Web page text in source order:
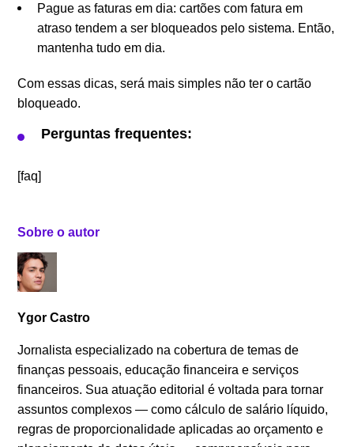
Pague as faturas em dia: cartões com fatura em
atraso tendem a ser bloqueados pelo sistema. Então,
mantenha tudo em dia.
Com essas dicas, será mais simples não ter o cartão
bloqueado.
Perguntas frequentes:
[faq]
Sobre o autor
Ygor Castro
Jornalista especializado na cobertura de temas de
finanças pessoais, educação financeira e serviços
financeiros. Sua atuação editorial é voltada para tornar
assuntos complexos — como cálculo de salário líquido,
regras de proporcionalidade aplicadas ao orçamento e